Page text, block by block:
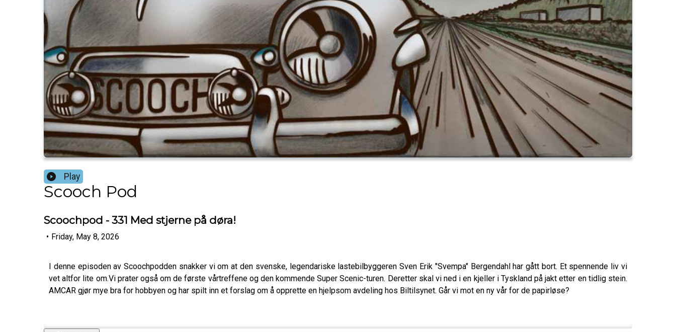
Play
Scooch Pod
Scoochpod - 331 Med stjerne på døra!
• Friday, May 8, 2026
I denne episoden av Scoochpodden snakker vi om at den svenske, legendariske lastebilbyggeren Sven Erik "Svempa" Bergendahl har gått bort. Et spennende liv vi
vet altfor lite om.Vi prater også om de første vårtreffene og den kommende Super Scenic-turen. Deretter skal vi ned i en kjeller i Tyskland på jakt etter en tidlig stein.
AMCAR gjør mye bra for hobbyen og har spilt inn et forslag om å opprette en hjelpsom avdeling hos Biltilsynet. Går vi mot en ny vår for de papirløse?